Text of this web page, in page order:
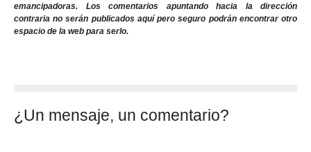
emancipadoras. Los comentarios apuntando hacia la dirección
contraria no serán publicados aquí pero seguro podrán encontrar otro
espacio de la web para serlo.
¿Un mensaje, un comentario?